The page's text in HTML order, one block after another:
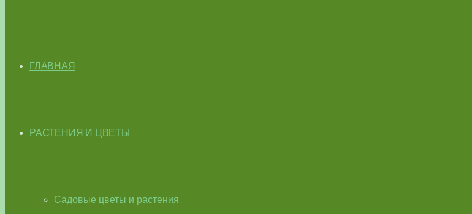
ГЛАВНАЯ
РАСТЕНИЯ И ЦВЕТЫ
Садовые цветы и растения